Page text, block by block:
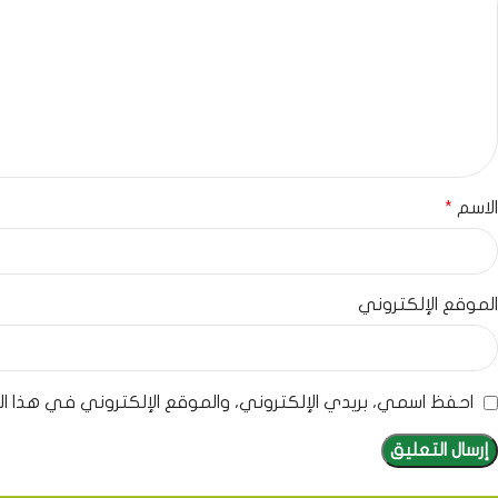
الاسم *
الموقع الإلكتروني
احفظ اسمي، بريدي الإلكتروني، والموقع الإلكتروني في